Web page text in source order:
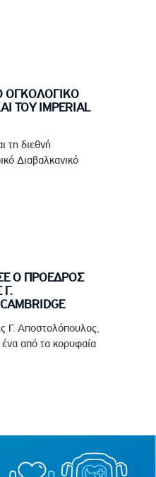
ΟΓΚΟΛΟΓΙΚΟ
ΤΟΥ IMPERIAL
τη διεθνή
Διαβαλκανικό
Ο ΠΡΟΕΔΡΟΣ
Γ.
Γ. Αποστολόπουλος,
από τα κορυφαία